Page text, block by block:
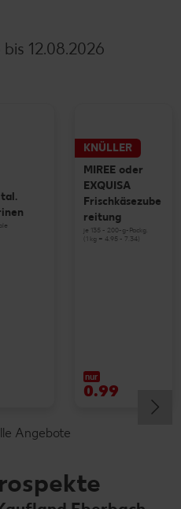
12.08.2026
KNÜLLER
MIREE oder
EXQUISA
Frischkäsezube
reitung
je 135 - 200-g-Packg.
(1 kg = 4.95 - 7.34)
nur
0.99
Angebote